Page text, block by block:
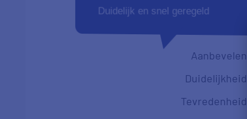
Duidelijk en snel geregeld
Aanbevelen
Duidelijkheid
Tevredenheid